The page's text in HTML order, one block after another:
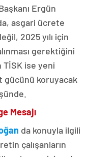
Ergün
asgari ücrete
2025 yılı için
gerektiğini
ise yeni
gücünü koruyacak
Mesajı
da konuyla ilgili
çalışanların